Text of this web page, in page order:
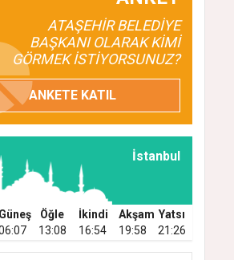
ATAŞEHİR BELEDİYE
BAŞKANI OLARAK KİMİ
GÖRMEK İSTİYORSUNUZ?
ANKETE KATIL
İstanbul
Güneş Öğle İkindi Akşam Yatsı
13:08 16:54 19:58 21:26